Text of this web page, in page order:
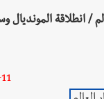
/ انطلاقة المونديال